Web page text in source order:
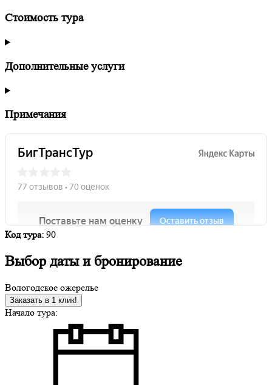
Стоимость тура
Дополнительные услуги
Примечания
Код тура: 90
Выбор даты и бронирование
Вологодское ожерелье
Заказать в 1 клик!
Начало тура: